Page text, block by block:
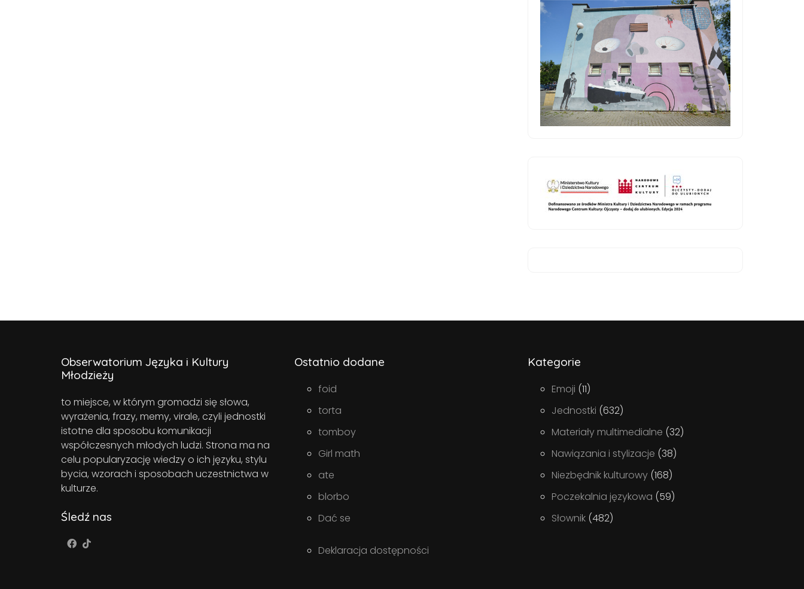
Obserwatorium Języka i Kultury
Młodzieży
to miejsce, w którym gromadzi się słowa,
wyrażenia, frazy, memy, virale, czyli jednostki
istotne dla sposobu komunikacji
współczesnych młodych ludzi. Strona ma na
celu popularyzację wiedzy o ich języku, stylu
bycia, wzorach i sposobach uczestnictwa w
kulturze.
Śledź nas
Ostatnio dodane
foid
torta
tomboy
Girl math
ate
blorbo
Dać se
Deklaracja dostępności
Kategorie
Emoji (11)
Jednostki (632)
Materiały multimedialne (32)
Nawiązania i stylizacje (38)
Niezbędnik kulturowy (168)
Poczekalnia językowa (59)
Słownik (482)